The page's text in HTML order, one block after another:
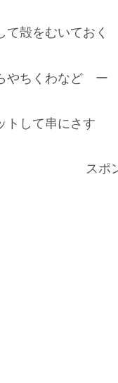
殻をむいておく
やちくわなど
トして串にさす
スポ